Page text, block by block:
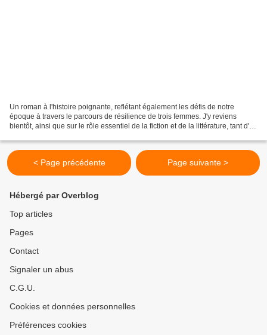
Un roman à l'histoire poignante, reflétant également les défis de notre
époque à travers le parcours de résilience de trois femmes. J'y reviens
bientôt, ainsi que sur le rôle essentiel de la fiction et de la littérature, tant d'un
< Page précédente Page suivante >
Hébergé par Overblog
Top articles
Pages
Contact
Signaler un abus
C.G.U.
Cookies et données personnelles
Préférences cookies